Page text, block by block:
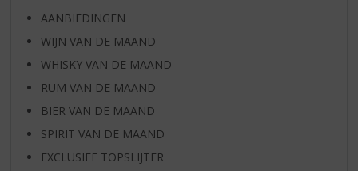
AANBIEDINGEN
WIJN VAN DE MAAND
WHISKY VAN DE MAAND
RUM VAN DE MAAND
BIER VAN DE MAAND
SPIRIT VAN DE MAAND
EXCLUSIEF TOPSLIJTER